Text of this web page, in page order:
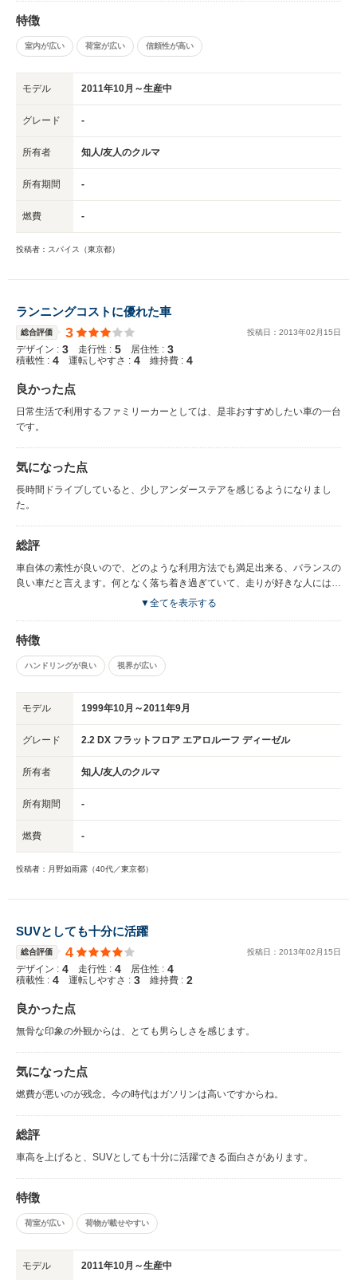
特徴
室内が広い 荷室が広い 信頼性が高い
モデル 2011年10月～生産中
グレード -
所有者 知人/友人のクルマ
所有期間 -
燃費 -
投稿者：スパイス（東京都）
ランニングコストに優れた車
総合評価 3 投稿日： 2013年02 月 15日
デザイン : 3 走行性 : 5 居住性 : 3
積載性 : 4 運転しやすさ : 4 維持費 : 4
良かった点
日常生活で利用するファミリーカーとしては、是非おすすめしたい車の一台
です。
気になった点
長時間ドライブしていると、少しアンダーステアを感じるようになりまし
た。
総評
車自体の素性が良いので、どのような利用方法でも満足出来る、バランスの
良い車だと言えます。何となく落ち着き過ぎていて、走りが好きな人には物
足りない面もあるかも知れません。▼全てを表示する
特徴
ハンドリングが良い 視界が広い
モデル 1999年10月～2011年9月
グレード 2.2 DX フラットフロア エアロルーフ ディーゼル
所有者 知人/友人のクルマ
所有期間 -
燃費 -
投稿者：月野如雨露（40代／東京都）
SUVとしても十分に活躍
総合評価 4 投稿日： 2013年02 月 15日
デザイン : 4 走行性 : 4 居住性 : 4
積載性 : 4 運転しやすさ : 3 維持費 : 2
良かった点
無骨な印象の外観からは、とても男らしさを感じます。
気になった点
燃費が悪いのが残念。今の時代はガソリンは高いですからね。
総評
車高を上げると、SUVとしても十分に活躍できる面白さがあります。
特徴
荷室が広い 荷物が載せやすい
モデル 2011年10月～生産中